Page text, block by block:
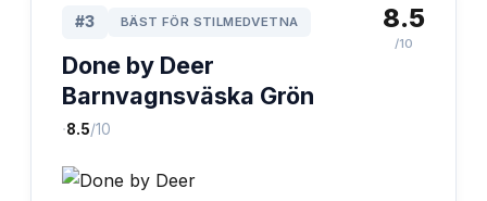
#3 BÄST FÖR STILMEDVETNA
Done by Deer
Barnvagnsväska Grön
·8.5/10
8.5
/10